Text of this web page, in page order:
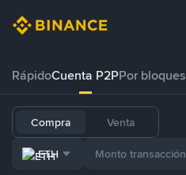
RápidoCuenta P2PPor bloques
Compra Venta
ETH